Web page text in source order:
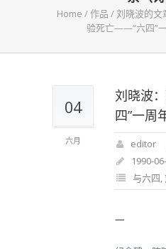
Home /作品 /刘晓波的文
验死亡——“六四”一
04
六月
刘晓波
四”一周
editor
1990-
与六四,
一